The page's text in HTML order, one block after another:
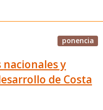
ponencia
y
de Costa